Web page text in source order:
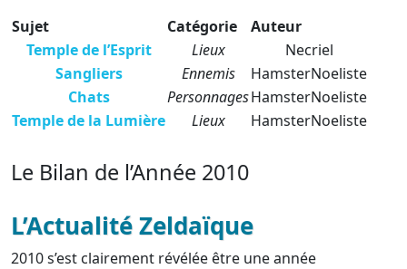
Sujet
Catégorie
Auteur
Temple de l’Esprit
Lieux
Necriel
Sangliers
Ennemis
HamsterNoeliste
Chats
PersonnagesHamsterNoeliste
Temple de la Lumière
Lieux HamsterNoeliste
Le Bilan de l’Année 2010
L’Actualité Zeldaïque
2010 s’est clairement révélée être une année